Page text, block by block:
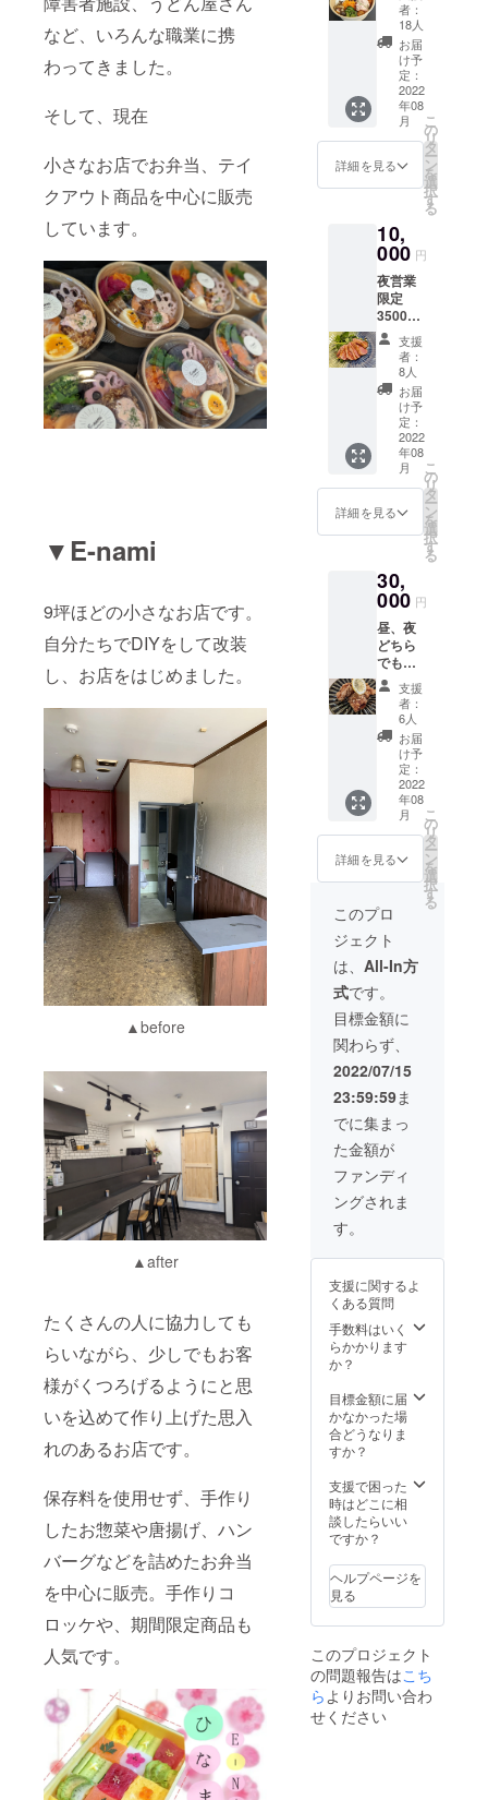
など、いろんな職業に携
わってきました。
そして、現在
小さなお店でお弁当、テイ
クアウト商品を中心に販売
しています。
▼E-nami
9坪ほどの小さなお店です。
自分たちでDIYをして改装
し、お店をはじめました。
▲before
▲after
たくさんの人に協力しても
らいながら、少しでもお客
様がくつろげるようにと思
いを込めて作り上げた思入
れのあるお店です。
保存料を使用せず、手作り
したお惣菜や唐揚げ、ハン
バーグなどを詰めたお弁当
を中心に販売。手作りコ
ロッケや、期間限定商品も
人気です。
メッ
セージ
・すべ
てのお
弁当か
らお選
びいた
だけま
す。 ・
商品の
受け渡
イクア
ウトの
みとさ
せてい
ただき
ます ・
原材料
等の食
品表示
はラベ
ルに表
記され
ます 有
効期
限 R4
年8月〜
R5年1
者：
18人
お届
け予
定：
2022
年08
月
詳細を見る
こ
の
リ
タ
ー
ン
を
選
択
す
る
10,
000 円
夜営業
限定
3500円
のコー
ス提供
×2回分
(一度の
ご来店
につき
お一人
様一回
り)+感
謝の
メッ
セージ
ンク代
別 ・
コース
内容は
その日
の旬の
ものを
使った
りしな
がらの
オー
ナーの
おまか
せで
す。 一
例: 彩
り茶碗
盛り合
わせ
旬の焼
き野菜
サラ
ダ チ
キン南
蛮 和
牛ス
テー
キ
旬のア
ヒー
ジョ
締めの
パスタ
有効期
限 R4
月まで
支援
者：
8人
お届
け予
定：
2022
年08
月
詳細を見る
こ
の
リ
タ
ー
ン
を
選
択
す
る
30,
000 円
昼、夜
どちら
でも使
える2万
円分の
利用チ
ケット
+感謝の
メッ
セージ
・お好
きなと
きにお
好きな
分だけ
ご利用
くださ
い 有効
期限
R4年8
月〜R5
年1月ま
で
支援
者：
6人
お届
け予
定：
2022
年08
月
詳細を見る
こ
の
リ
タ
ー
ン
を
選
択
す
る
このプロ
ジェクト
は、 All-In方
式です。
目標金額に
関わらず、
2022/07/15
23:59:59ま
でに集まっ
た金額が
ファンディ
ングされま
す。
支援に関するよ
くある質問
手数料はいく
らかかります
か？
目標金額に届
かなかった場
合どうなりま
すか？
支援で困った
時はどこに相
談したらいい
ですか？
ヘルプページを
見る
このプロジェクト
の問題報告はこち
らよりお問い合わ
せください